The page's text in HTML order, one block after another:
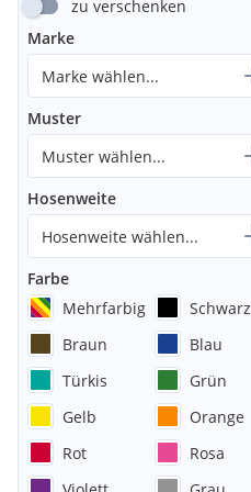
zu verschenken
Marke
Marke wählen...
Muster
Muster wählen...
Hosenweite
Hosenweite wählen...
Farbe
Mehrfarbig
Schwarz
Braun
Blau
Türkis
Grün
Gelb
Orange
Rot
Rosa